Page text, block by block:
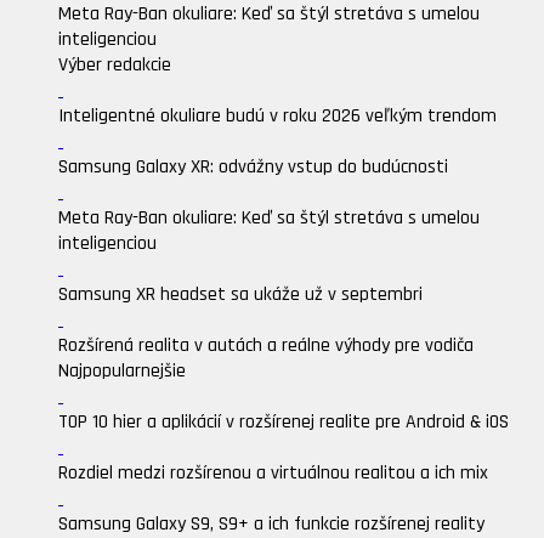
Meta Ray-Ban okuliare: Keď sa štýl stretáva s umelou
inteligenciou
Výber redakcie
Inteligentné okuliare budú v roku 2026 veľkým trendom
Samsung Galaxy XR: odvážny vstup do budúcnosti
Meta Ray-Ban okuliare: Keď sa štýl stretáva s umelou
inteligenciou
Samsung XR headset sa ukáže už v septembri
Rozšírená realita v autách a reálne výhody pre vodiča
Najpopularnejšie
TOP 10 hier a aplikácií v rozšírenej realite pre Android & iOS
Rozdiel medzi rozšírenou a virtuálnou realitou a ich mix
Samsung Galaxy S9, S9+ a ich funkcie rozšírenej reality